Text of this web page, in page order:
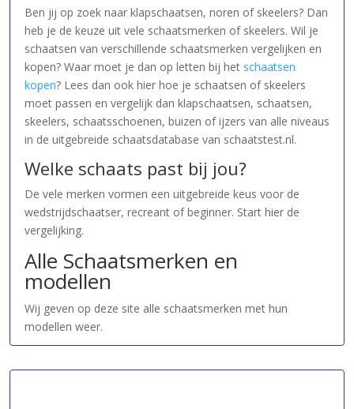
Ben jij op zoek naar klapschaatsen, noren of skeelers? Dan
heb je de keuze uit vele schaatsmerken of skeelers. Wil je
schaatsen van verschillende schaatsmerken vergelijken en
kopen? Waar moet je dan op letten bij het schaatsen
kopen? Lees dan ook hier hoe je schaatsen of skeelers
moet passen en vergelijk dan klapschaatsen, schaatsen,
skeelers, schaatsschoenen, buizen of ijzers van alle niveaus
in de uitgebreide schaatsdatabase van schaatstest.nl.
Welke schaats past bij jou?
De vele merken vormen een uitgebreide keus voor de
wedstrijdschaatser, recreant of beginner. Start hier de
vergelijking.
Alle Schaatsmerken en
modellen
Wij geven op deze site alle schaatsmerken met hun
modellen weer.